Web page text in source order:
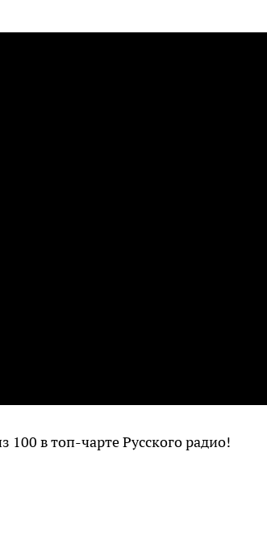
100 в топ-чарте Русского радио!